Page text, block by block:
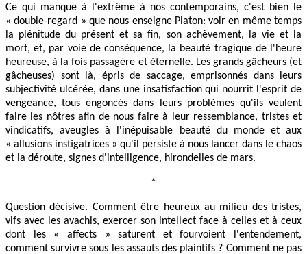
Ce qui manque à l'extrême à nos contemporains, c'est bien le
« double-regard » que nous enseigne Platon: voir en même temps
la plénitude du présent et sa fin, son achèvement, la vie et la
mort, et, par voie de conséquence, la beauté tragique de l'heure
heureuse, à la fois passagère et éternelle. Les grands gâcheurs (et
gâcheuses) sont là, épris de saccage, emprisonnés dans leurs
subjectivité ulcérée, dans une insatisfaction qui nourrit l'esprit de
vengeance, tous engoncés dans leurs problèmes qu'ils veulent
faire les nôtres afin de nous faire à leur ressemblance, tristes et
vindicatifs, aveugles à l'inépuisable beauté du monde et aux
« allusions instigatrices » qu'il persiste à nous lancer dans le chaos
et la déroute, signes d'intelligence, hirondelles de mars.
*
Question décisive. Comment être heureux au milieu des tristes,
vifs avec les avachis, exercer son intellect face à celles et à ceux
dont les « affects » saturent et fourvoient l'entendement,
comment survivre sous les assauts des plaintifs ? Comment ne pas